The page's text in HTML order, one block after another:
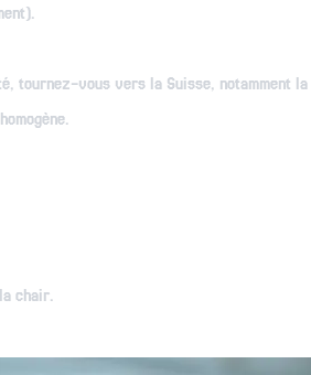
vous vers la Suisse, notamment la
chair.